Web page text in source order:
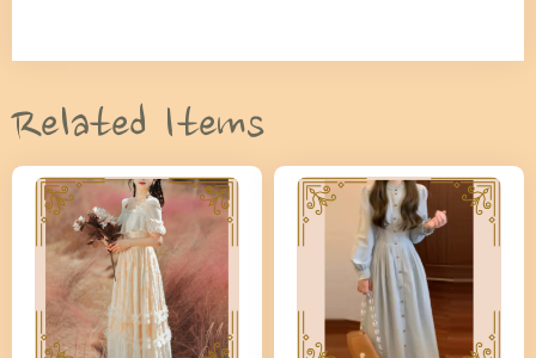
Related Items